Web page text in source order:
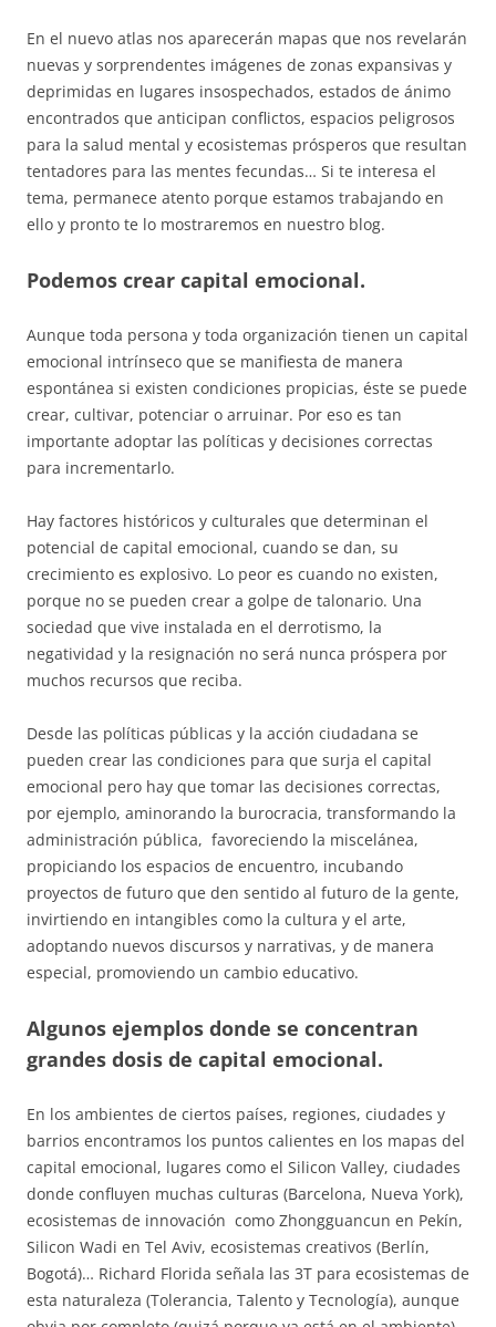
En el nuevo atlas nos aparecerán mapas que nos revelarán
nuevas y sorprendentes imágenes de zonas expansivas y
deprimidas en lugares insospechados, estados de ánimo
encontrados que anticipan conflictos, espacios peligrosos
para la salud mental y ecosistemas prósperos que resultan
tentadores para las mentes fecundas… Si te interesa el
tema, permanece atento porque estamos trabajando en
ello y pronto te lo mostraremos en nuestro blog.
Podemos crear capital emocional.
Aunque toda persona y toda organización tienen un capital
emocional intrínseco que se manifiesta de manera
espontánea si existen condiciones propicias, éste se puede
crear, cultivar, potenciar o arruinar. Por eso es tan
importante adoptar las políticas y decisiones correctas
para incrementarlo.
Hay factores históricos y culturales que determinan el
potencial de capital emocional, cuando se dan, su
crecimiento es explosivo. Lo peor es cuando no existen,
porque no se pueden crear a golpe de talonario. Una
sociedad que vive instalada en el derrotismo, la
negatividad y la resignación no será nunca próspera por
muchos recursos que reciba.
Desde las políticas públicas y la acción ciudadana se
pueden crear las condiciones para que surja el capital
emocional pero hay que tomar las decisiones correctas,
por ejemplo, aminorando la burocracia, transformando la
administración pública, favoreciendo la miscelánea,
propiciando los espacios de encuentro, incubando
proyectos de futuro que den sentido al futuro de la gente,
invirtiendo en intangibles como la cultura y el arte,
adoptando nuevos discursos y narrativas, y de manera
especial, promoviendo un cambio educativo.
Algunos ejemplos donde se concentran
grandes dosis de capital emocional.
En los ambientes de ciertos países, regiones, ciudades y
barrios encontramos los puntos calientes en los mapas del
capital emocional, lugares como el Silicon Valley, ciudades
donde confluyen muchas culturas (Barcelona, Nueva York),
ecosistemas de innovación como Zhongguancun en Pekín,
Silicon Wadi en Tel Aviv, ecosistemas creativos (Berlín,
Bogotá)… Richard Florida señala las 3T para ecosistemas de
esta naturaleza (Tolerancia, Talento y Tecnología), aunque